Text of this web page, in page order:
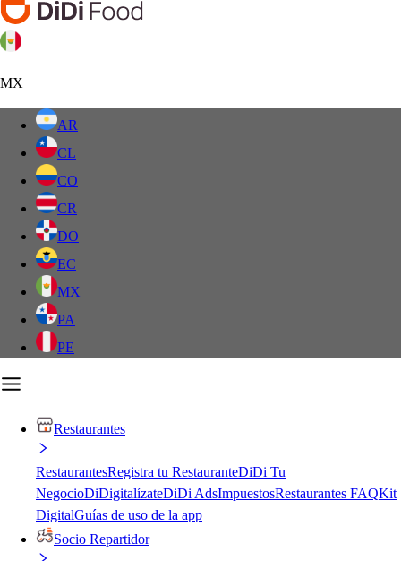
MX
AR
CL
CO
CR
DO
EC
MX
PA
PE
Restaurantes
RestaurantesRegistra tu RestauranteDiDi Tu
NegocioDiDigitalízateDiDi AdsImpuestosRestaurantes FAQKit
DigitalGuías de uso de la app
Socio Repartidor